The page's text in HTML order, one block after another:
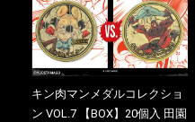
キン肉マンメダルコレクショ
ン VOL.7 【BOX】20個入 田園